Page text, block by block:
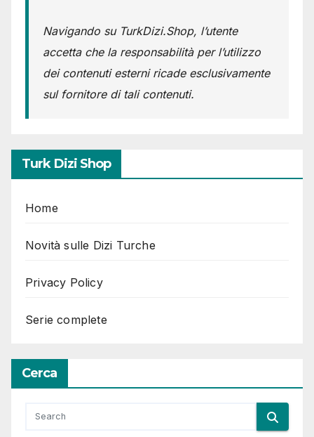
Navigando su TurkDizi.Shop, l’utente
accetta che la responsabilità per l’utilizzo
dei contenuti esterni ricade esclusivamente
sul fornitore di tali contenuti.
Turk Dizi Shop
Home
Novità sulle Dizi Turche
Privacy Policy
Serie complete
Cerca